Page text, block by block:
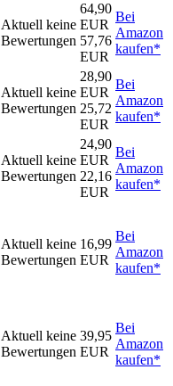
Aktuell keine
Bewertungen
64,90
EUR
57,76
EUR
Bei
Amazon
kaufen*
Aktuell keine
Bewertungen
28,90
EUR
25,72
EUR
Bei
Amazon
kaufen*
Aktuell keine
Bewertungen
24,90
EUR
22,16
EUR
Bei
Amazon
kaufen*
Aktuell keine
Bewertungen
16,99
EUR
Bei
Amazon
kaufen*
Aktuell keine
Bewertungen
39,95
EUR
Bei
Amazon
kaufen*